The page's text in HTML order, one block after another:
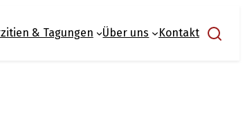
& Tagungen Über uns Kontakt Suchen